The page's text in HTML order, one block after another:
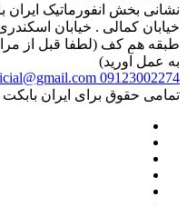
نشانی بخش انفورماتیک
طبقه هم کف (لطفا قبل از
به عمل آورید)
09123002274
تمامی حقوق برای ایران